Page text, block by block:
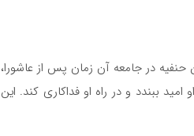
در جامعه آن زمان پس از عاشورا،
ببندد و در راه او فداکاری کند. این